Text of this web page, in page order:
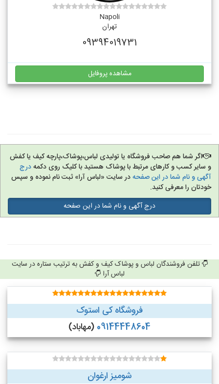
Napoli
تهران
09394019731
مشاهده پروفایل
اگر شما هم صاحب فروشگاه یا تولیدی لباس،پوشاک،پارچه کیف یا کفش
و سایر کسب و کارهای مرتبط با پوشاک هستید با کلیک روی دکمهدرج
آگهی و نام شما در این صفحهدر سایت «لباس آرا» ثبت نام نموده و سپس
خودتان را معرفی کنید.
درج آگهی و نام شما در این صفحه
تلفن فروشندگان لباس و پوشاک کیف و کفش به ترتیب ستاره در سایت
لباس آرا
فروشگاه کی استوک
09144448604 (مهاباد)
شومیز ارغوان